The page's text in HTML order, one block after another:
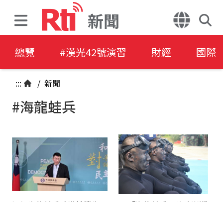
新聞
總覽 #漢光42號演習 財經 國際
::: / 新聞
#海龍蛙兵